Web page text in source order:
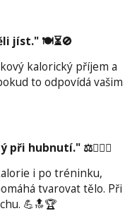
jíst." 🍽️⏳🚫
kalorický příjem a
to odpovídá vašim
při hubnutí." ⚖️🏋️‍♂️🔥
i po tréninku,
tvarovat tělo. Při
💪🔝🏆